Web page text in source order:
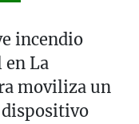
incendio
en La
moviliza un